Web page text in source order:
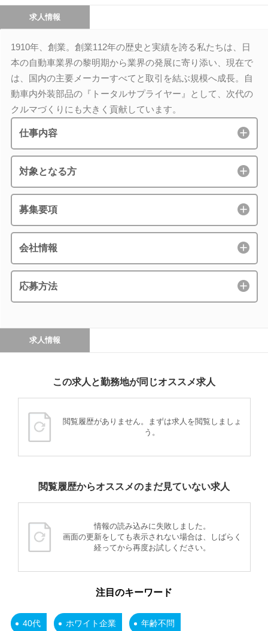
求人情報
1910年、創業。創業112年の歴史と実績を誇る私たちは、日
本の自動車業界の黎明期から業界の発展に寄り添い、現在で
は、国内の主要メーカーすべてと取引を結ぶ規模へ成長。自
動車内外装部品の『トータルサプライヤー』として、次代の
クルマづくりにも大きく貢献しています。
仕事内容
対象となる方
募集要項
会社情報
応募方法
求人情報
この求人と勤務地が同じオススメ求人
閲覧履歴がありません。まずは求人を閲覧しましょ
う。
閲覧履歴からオススメのまだ見ていない求人
情報の読み込みに失敗しました。
画面の更新をしても表示されない場合は、しばらく
経ってから再度お試しください。
注目のキーワード
40代 ホワイト企業 年齢不問